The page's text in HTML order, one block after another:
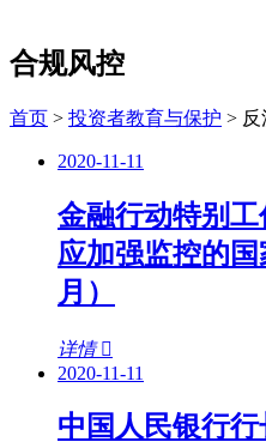
合规风控
首页 > 投资者教育与保护 >
2020-11-11
金融行动特别
应加强监控的国
月）
详情
2020-11-11
中国人民银行